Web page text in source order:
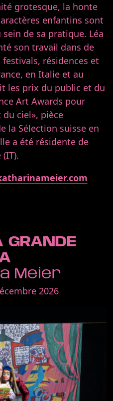
grotesque, la honte
enfantins sont
de sa pratique. Léa
son travail dans de
festivals, résidences et
en Italie et au
les prix du public et du
Art Awards pour
ciel», pièce
la Sélection suisse en
a été résidente de
GRANDE
Meier
2026